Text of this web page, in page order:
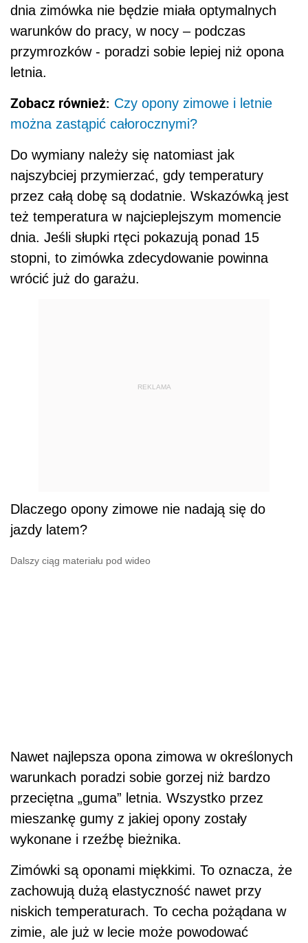
dnia zimówka nie będzie miała optymalnych
warunków do pracy, w nocy – podczas
przymrozków - poradzi sobie lepiej niż opona
letnia.
Zobacz również: Czy opony zimowe i letnie
można zastąpić całorocznymi?
Do wymiany należy się natomiast jak
najszybciej przymierzać, gdy temperatury
przez całą dobę są dodatnie. Wskazówką jest
też temperatura w najcieplejszym momencie
dnia. Jeśli słupki rtęci pokazują ponad 15
stopni, to zimówka zdecydowanie powinna
wrócić już do garażu.
REKLAMA
Dlaczego opony zimowe nie nadają się do
jazdy latem?
Dalszy ciąg materiału pod wideo
Nawet najlepsza opona zimowa w określonych
warunkach poradzi sobie gorzej niż bardzo
przeciętna „guma” letnia. Wszystko przez
mieszankę gumy z jakiej opony zostały
wykonane i rzeźbę bieżnika.
Zimówki są oponami miękkimi. To oznacza, że
zachowują dużą elastyczność nawet przy
niskich temperaturach. To cecha pożądana w
zimie, ale już w lecie może powodować